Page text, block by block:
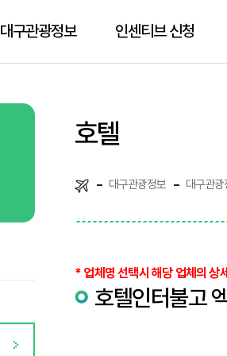
대구관광정보 인센티브 신청
호텔
대구관광정보 대구관광
* 업체명 선택시 해당 업체의 상
호텔인터불고